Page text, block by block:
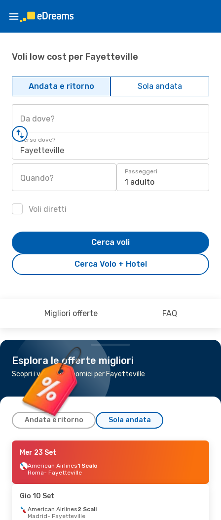
Voli low cost per Fayetteville
Andata e ritorno Sola andata
Da dove?
Verso dove?
Fayetteville
Quando?
Passeggeri
1 adulto
Voli diretti
Cerca Volo + Hotel
Cerca voli
Migliori offerte FAQ
Esplora le offerte migliori
Scopri i voli più economici per Fayetteville
Andata e ritorno Sola andata
Dom 16 Ago
American Airlines1 Scalo
Los Angeles- Fayetteville
Fayetteville- Los Angeles
Ven 28 Ago- Sab 5 Set
Mer 23 Set
American Airlines1 Scalo
Roma- Fayetteville
Gio 10 Set
American Airlines2 Scali
Madrid- Fayetteville